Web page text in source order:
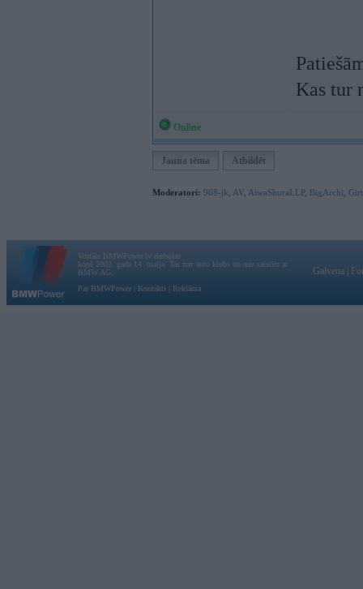
Kas tur
Online
Jauna tēma Atbildēt
Moderatori: 968-jk AV AiwaShuraLLP, BigArchi
Vortāls BMWPower.lv darbojas
kopš 2002. gada 14. maija. Tas nav auto klubs un nav saistīts ar
BMW AG.
Par BMWPower
Kontakti Reklāma
Galvena